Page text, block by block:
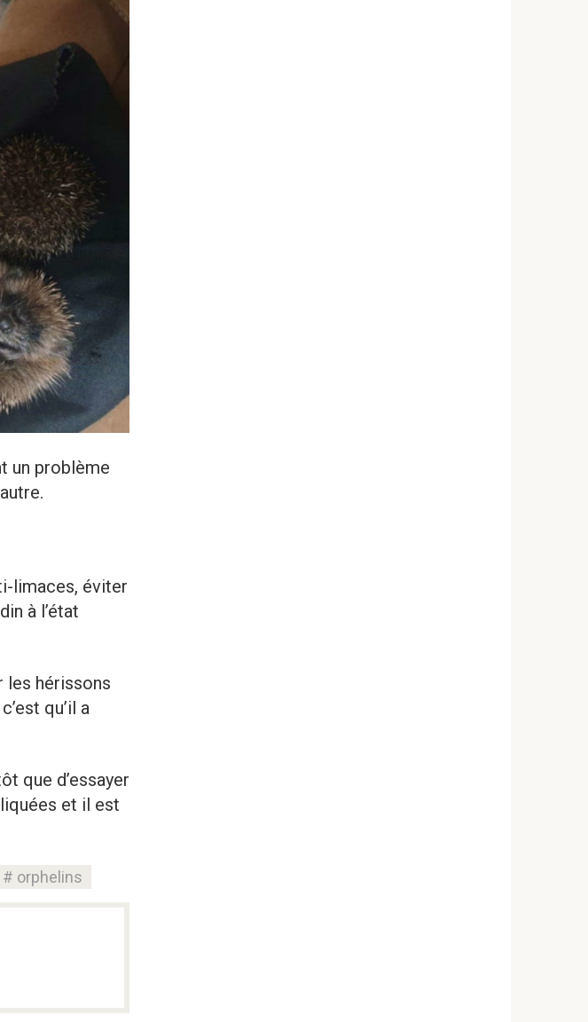
un problème
limaces, éviter
à l’état
les hérissons
qu’il a
que d’essayer
et il est
orphelins